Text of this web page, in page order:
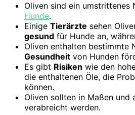
Oliven sind ein umstrittenes
Hunde.
Einige Tierärzte sehen
gesund für Hunde an,
Oliven enthalten bestimmte
Gesundheit von Hunden
Es gibt Risiken wie den
die enthaltenen Öle, die
können.
Oliven sollten in Maßen und
verabreicht werden.